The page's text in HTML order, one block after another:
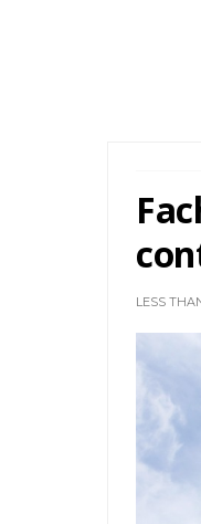
LESS